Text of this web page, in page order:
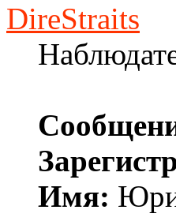
DireStraits
Имя: